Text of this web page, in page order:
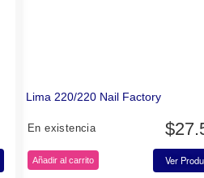
Lima 220/220 Nail Factory
En existencia $
Añadir al carrito
Ver